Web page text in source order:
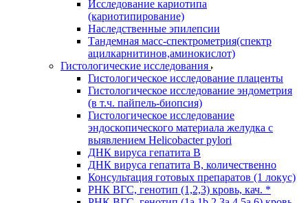
Исследование кариотипа
(кариотипирование)
Наследственные эпилепсии
Тандемная масс-спектрометрия(спектр
ацилкарнитинов,аминокислот)
Гистологические исследования
Гистологическое исследование плаценты
Гистологическое исследование эндометрия
(в т.ч. пайпель-биопсия)
Гистологическое исследование
эндоскопического материала желудка с
выявлением Helicobacter pylori
ДНК вируса гепатита B
ДНК вируса гепатита B, количественно
Консультация готовых препаратов (1 локус)
РНК ВГC, генотип (1,2,3) кровь, кач. *